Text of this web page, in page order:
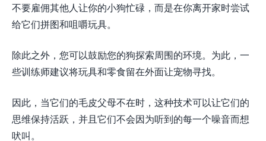
不要雇佣其他人让你的小狗忙碌，而是在你离开家时尝试
给它们拼图和咀嚼玩具。
除此之外，您可以鼓励您的狗探索周围的环境。为此，一
些训练师建议将玩具和零食留在外面让宠物寻找。
因此，当它们的毛皮父母不在时，这种技术可以让它们的
思维保持活跃，并且它们不会因为听到的每一个噪音而想
吠叫。